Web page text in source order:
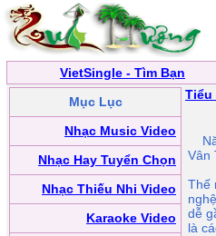
VietSingle - Tìm Bạn
Mục Lục
Nhạc Music Video
Nhạc Hay Tuyển Chọn
Nhạc Thiếu Nhi Video
Karaoke Video
Tiểu
Vân
Thế
dễ
là